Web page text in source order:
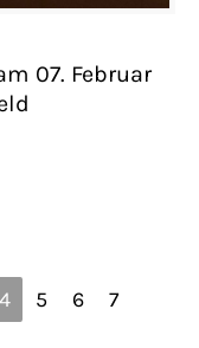
07. Februar
4 5 6
7